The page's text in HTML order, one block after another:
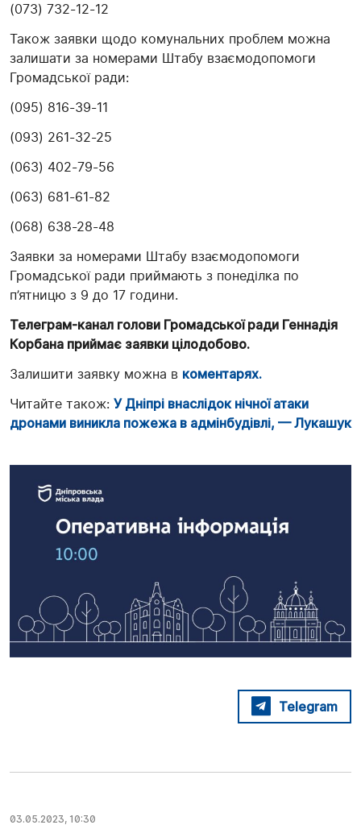
(073) 732-12-12
Також заявки щодо комунальних проблем можна
залишати за номерами Штабу взаємодопомоги
Громадської ради:
(095) 816-39-11
(093) 261-32-25
(063) 402-79-56
(063) 681-61-82
(068) 638-28-48
Заявки за номерами Штабу взаємодопомоги
Громадської ради приймають з понеділка по
п’ятницю з 9 до 17 години.
Телеграм-канал голови Громадської ради Геннадія
Корбана приймає заявки цілодобово.
Залишити заявку можна в коментарях.
Читайте також: У Дніпрі внаслідок нічної атаки
дронами виникла пожежа в адмінбудівлі, — Лукашук
Telegram
03.05.2023, 10:30